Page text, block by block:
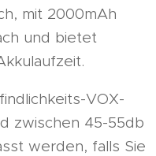
mit 2000mAh
und bietet
VOX-
zwischen 45-55db
werden, falls Sie